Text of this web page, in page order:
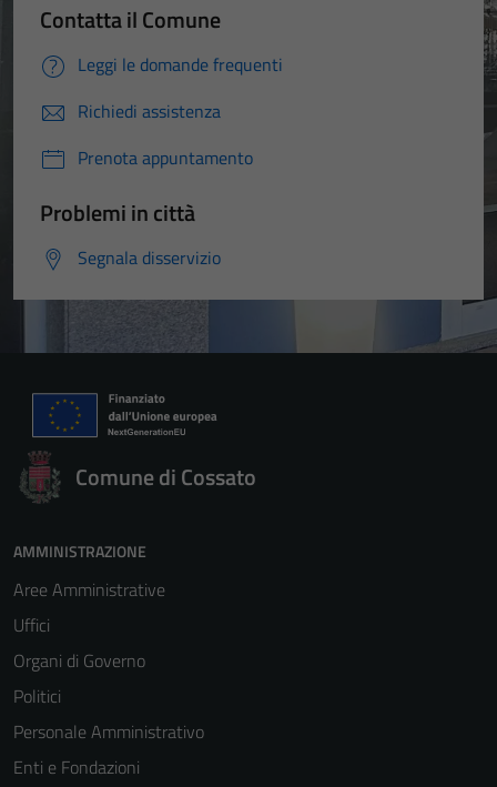
Contatta il Comune
Leggi le domande frequenti
Richiedi assistenza
Prenota appuntamento
Problemi in città
Segnala disservizio
Comune di Cossato
AMMINISTRAZIONE
Aree Amministrative
Uffici
Organi di Governo
Politici
Personale Amministrativo
Enti e Fondazioni